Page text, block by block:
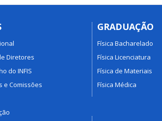
Diretores
do INFIS
e Comissões
GRADUAÇÃO
Física Bacharelado
Física Licenciatura
Física de Materiais
Física Médica